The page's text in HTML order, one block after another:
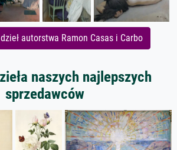
autorstwa Ramon Casas i Carbo
naszych najlepszych
sprzedawców